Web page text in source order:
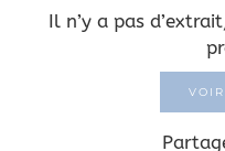
Il n’y a pas